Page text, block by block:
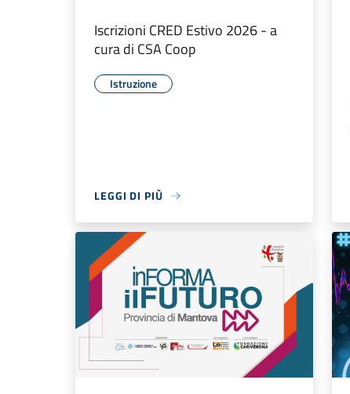
Iscrizioni CRED Estivo 2026 - a
cura di CSA Coop
Istruzione
LEGGI DI PIÙ